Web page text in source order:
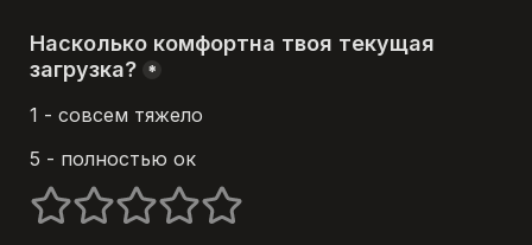
Насколько комфортна твоя текущая
загрузка? *
1 - совсем тяжело
5 - полностью ок
1 stars2 stars3 stars4 stars5 stars